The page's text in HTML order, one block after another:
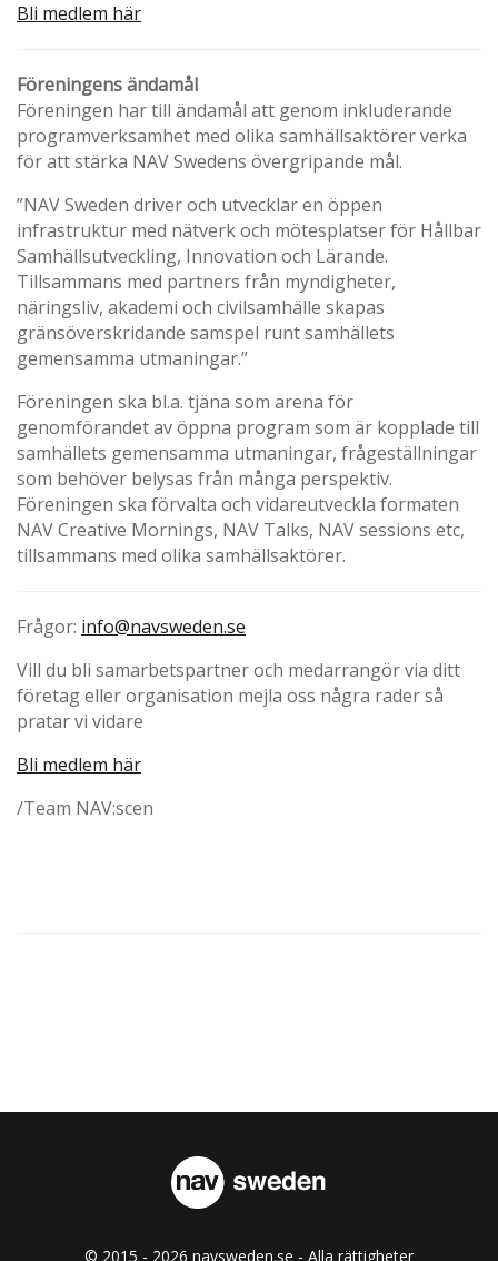
Bli medlem här
Föreningens ändamål
Föreningen har till ändamål att genom inkluderande
programverksamhet med olika samhällsaktörer verka
för att stärka NAV Swedens övergripande mål.
”NAV Sweden driver och utvecklar en öppen
infrastruktur med nätverk och mötesplatser för Hållbar
Samhällsutveckling, Innovation och Lärande.
Tillsammans med partners från myndigheter,
näringsliv, akademi och civilsamhälle skapas
gränsöverskridande samspel runt samhällets
gemensamma utmaningar.”
Föreningen ska bl.a. tjäna som arena för
genomförandet av öppna program som är kopplade till
samhällets gemensamma utmaningar, frågeställningar
som behöver belysas från många perspektiv.
Föreningen ska förvalta och vidareutveckla formaten
NAV Creative Mornings, NAV Talks, NAV sessions etc,
tillsammans med olika samhällsaktörer.
Frågor: info@navsweden.se
Vill du bli samarbetspartner och medarrangör via ditt
företag eller organisation mejla oss några rader så
pratar vi vidare
Bli medlem här
/Team NAV:scen
© 2015 - 2026 navsweden.se - Alla rättigheter